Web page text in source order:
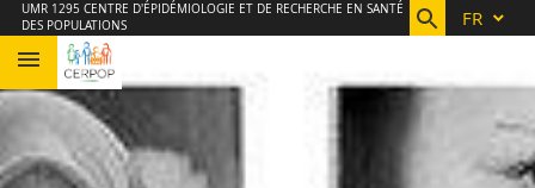
Aller
au
Navigation
Accès
directs
Connexion
UMR 1295 CENTRE D'ÉPIDÉMIOLOGIE ET DE RECHERCHE EN SANTÉ
DES POPULATIONS
FR